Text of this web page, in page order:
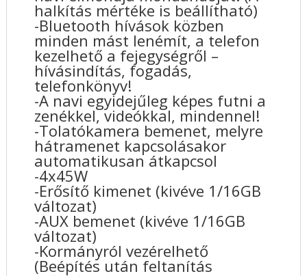
halkítás mértéke is beállítható)
-Bluetooth hívások közben
minden mást lenémít, a telefon
kezelhető a fejegységről –
hívásindítás, fogadás,
telefonkönyv!
-A navi egyidejűleg képes futni a
zenékkel, videókkal, mindennel!
-Tolatókamera bemenet, melyre
hátramenet kapcsolásakor
automatikusan átkapcsol
-4x45W
-Erősítő kimenet (kivéve 1/16GB
változat)
-AUX bemenet (kivéve 1/16GB
változat)
-Kormányról vezérelhető
(Beépítés után feltanítás